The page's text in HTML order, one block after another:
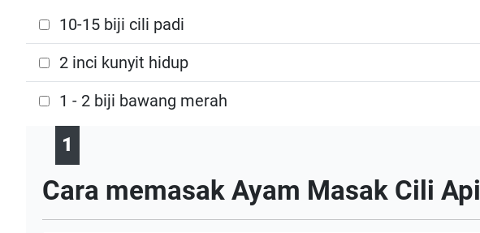
10-15 biji cili padi
2 inci kunyit hidup
1 - 2 biji bawang merah
1
Cara memasak Ayam Masak Cili Api